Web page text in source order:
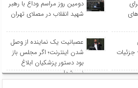
دومین روز مراسم وداع با رهبر
شهید انقلاب در مصلای تهران
عصبانیت یک نماینده از وصل
شدن اینترنت؛ اگر مجلس باز
بود دستور پزشکیان ابلاغ
نمی‌شد!